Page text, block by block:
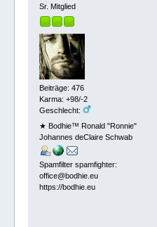
Sr. Mitglied
Beiträge: 476
Karma: +98/-2
Geschlecht:
★ Bodhie™ Ronald "Ronnie"
Johannes deClaire Schwab
Spamfilter spamfighter:
office@bodhie.eu
https://bodhie.eu